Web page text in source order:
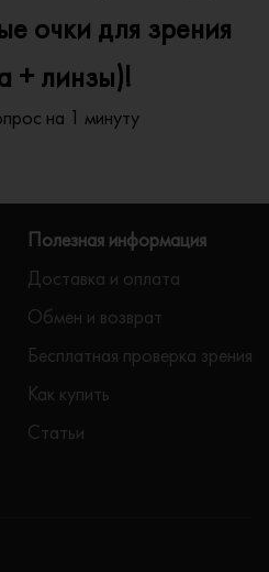
очки для зрения
+ линзы)!
на 1 минуту
Полезная информация
Доставка и оплата
Обмен и возврат
Бесплатная проверка зрения
Как купить
Статьи